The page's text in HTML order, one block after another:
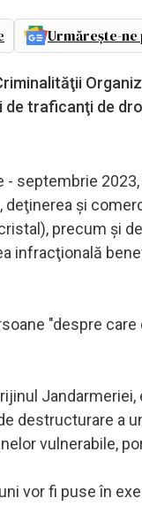
Urmărește-ne
traficanţi de
- septembrie
şi
precum şi
infracţională
"despre
destructurare a
vulnerabile,
vor fi puse în